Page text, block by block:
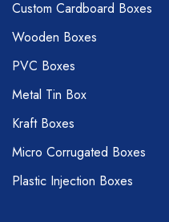
Custom Cardboard Boxes
Wooden Boxes
PVC Boxes
Metal Tin Box
Kraft Boxes
Micro Corrugated Boxes
Plastic Injection Boxes